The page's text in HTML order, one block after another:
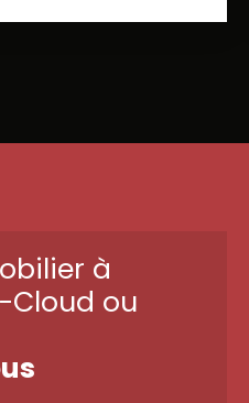
ce bien. Une
à
Cloud ou